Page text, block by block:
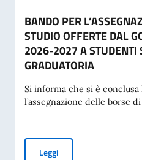
BANDO PER
STUDIO OFFERTE DAL
2026-2027 A STUDENTI
GRADUATORIA
Si informa che si è
l’assegnazione delle borse
LeggiBANDO PER